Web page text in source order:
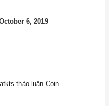
6, 2019
thảo luận Coin